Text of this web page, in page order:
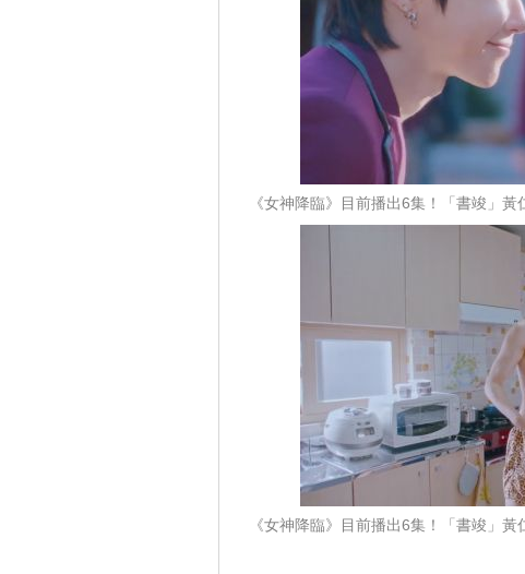
《女神降臨》目前播出6集！「書竣」
《女神降臨》目前播出6集！「書竣」